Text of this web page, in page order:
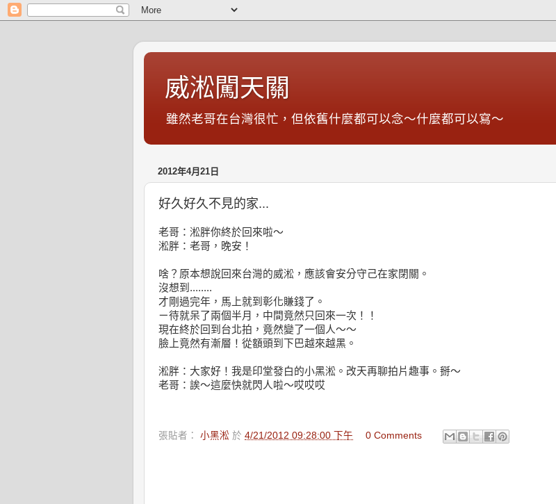
威淞闖天關
雖然老哥在台灣很忙，但依舊什麼都可以念～什麼都可以寫～
2012年4月21日
好久好久不見的家...
老哥：淞胖你終於回來啦～
淞胖：老哥，晚安！
啥？原本想說回來台灣的威淞，應該會安分守己在家閉關。
沒想到........
才剛過完年，馬上就到彰化賺錢了。
ㄧ待就呆了兩個半月，中間竟然只回來一次！！
現在終於回到台北拍，竟然變了一個人～～
臉上竟然有漸層！從額頭到下巴越來越黑。
淞胖：大家好！我是印堂發白的小黑淞。改天再聊拍片趣事。掰～
老哥：誒～這麼快就閃人啦～哎哎哎
張貼者： 小黑淞 於 4/21/2012 09:28:00 下午 0 Comments